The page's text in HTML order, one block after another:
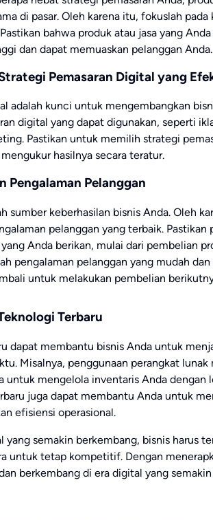
di pasar. Oleh karena itu, fokuslah
bahwa produk atau jasa yang
dan dapat memuaskan pelanggan Anda.
Pemasaran Digital yang
adalah kunci untuk mengembangkan
digital yang dapat digunakan, seperti
Pastikan untuk memilih strategi
hasilnya secara teratur.
Pengalaman Pelanggan
sumber keberhasilan bisnis Anda. Oleh
pelanggan yang terbaik. Pastikan
Anda berikan, mulai dari pembelian
pengalaman pelanggan yang mudah
untuk melakukan pembelian
Terbaru
dapat membantu bisnis Anda untuk
Misalnya, penggunaan perangkat
untuk mengelola inventaris Anda dengan
juga dapat membantu Anda untuk
efisiensi operasional.
yang semakin berkembang, bisnis harus
untuk tetap kompetitif. Dengan
berkembang di era digital yang